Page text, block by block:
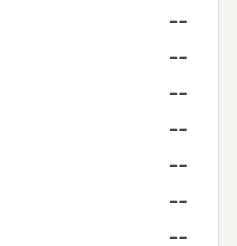
--
--
--
--
--
--
--